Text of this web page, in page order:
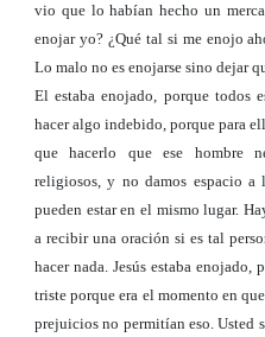
vio que lo habían hecho un
enojar yo? ¿Qué tal si me enojo
Lo malo no es enojarse sino dejar
El estaba enojado, porque todos
hacer algo indebido, porque para
que hacerlo que ese hombre
religiosos, y no damos espacio a
pueden estar en el mismo lugar.
a recibir una oración si es tal
hacer nada. Jesús estaba
triste porque era el momento en
prejuicios no permitían eso. Usted